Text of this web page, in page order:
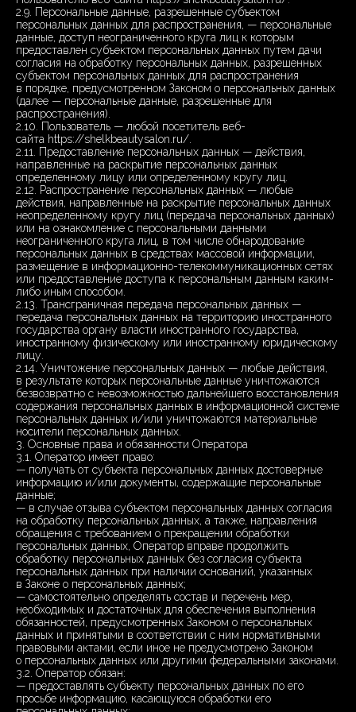
2.9. Персональные данные, разрешенные субъектом
персональных данных для распространения, — персональные
данные, доступ неограниченного круга лиц к которым
предоставлен субъектом персональных данных путем дачи
согласия на обработку персональных данных, разрешенных
субъектом персональных данных для распространения
в порядке, предусмотренном Законом о персональных данных
(далее — персональные данные, разрешенные для
распространения).
2.10. Пользователь — любой посетитель веб-
сайта https://shelkbeautysalon.ru/.
2.11. Предоставление персональных данных — действия,
направленные на раскрытие персональных данных
определенному лицу или определенному кругу лиц.
2.12. Распространение персональных данных — любые
действия, направленные на раскрытие персональных данных
неопределенному кругу лиц (передача персональных данных)
или на ознакомление с персональными данными
неограниченного круга лиц, в том числе обнародование
персональных данных в средствах массовой информации,
размещение в информационно-телекоммуникационных сетях
или предоставление доступа к персональным данным каким-
либо иным способом.
2.13. Трансграничная передача персональных данных —
передача персональных данных на территорию иностранного
государства органу власти иностранного государства,
иностранному физическому или иностранному юридическому
лицу.
2.14. Уничтожение персональных данных — любые действия,
в результате которых персональные данные уничтожаются
безвозвратно с невозможностью дальнейшего восстановления
содержания персональных данных в информационной системе
персональных данных и/или уничтожаются материальные
носители персональных данных.
3. Основные права и обязанности Оператора
3.1. Оператор имеет право:
— получать от субъекта персональных данных достоверные
информацию и/или документы, содержащие персональные
данные;
— в случае отзыва субъектом персональных данных согласия
на обработку персональных данных, а также, направления
обращения с требованием о прекращении обработки
персональных данных, Оператор вправе продолжить
обработку персональных данных без согласия субъекта
персональных данных при наличии оснований, указанных
в Законе о персональных данных;
— самостоятельно определять состав и перечень мер,
необходимых и достаточных для обеспечения выполнения
обязанностей, предусмотренных Законом о персональных
данных и принятыми в соответствии с ним нормативными
правовыми актами, если иное не предусмотрено Законом
о персональных данных или другими федеральными законами.
3.2. Оператор обязан:
— предоставлять субъекту персональных данных по его
просьбе информацию, касающуюся обработки его